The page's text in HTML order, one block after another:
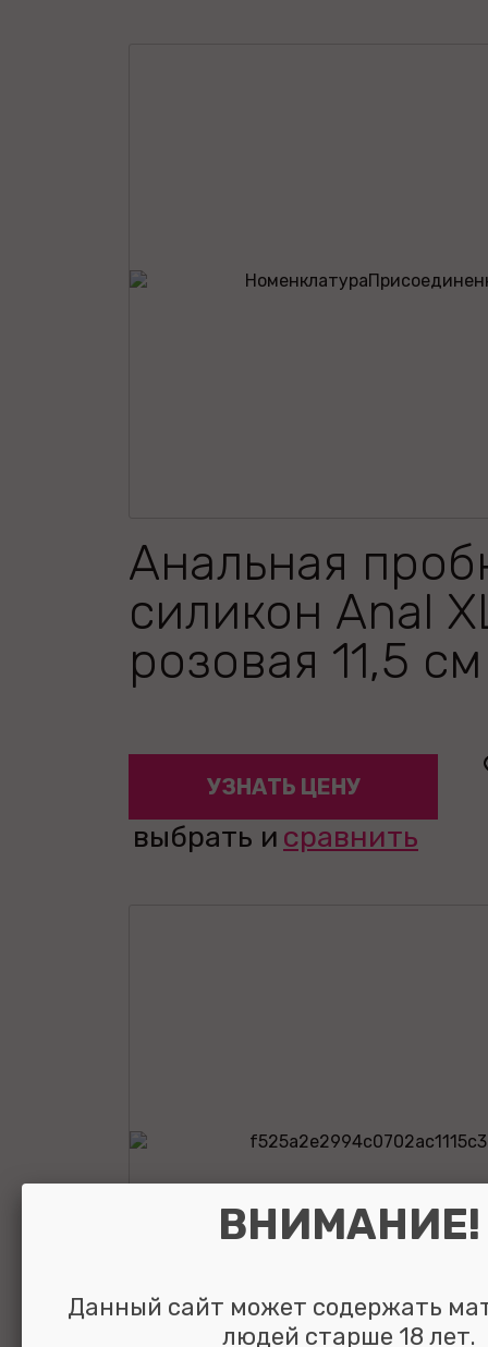
Анальная
силикон Anal
розовая 11,5 см
УЗНАТЬ ЦЕНУ
выбрать и сравнить
ВНИМАНИЕ!
Данный сайт может содержать
людей старше 18 лет.